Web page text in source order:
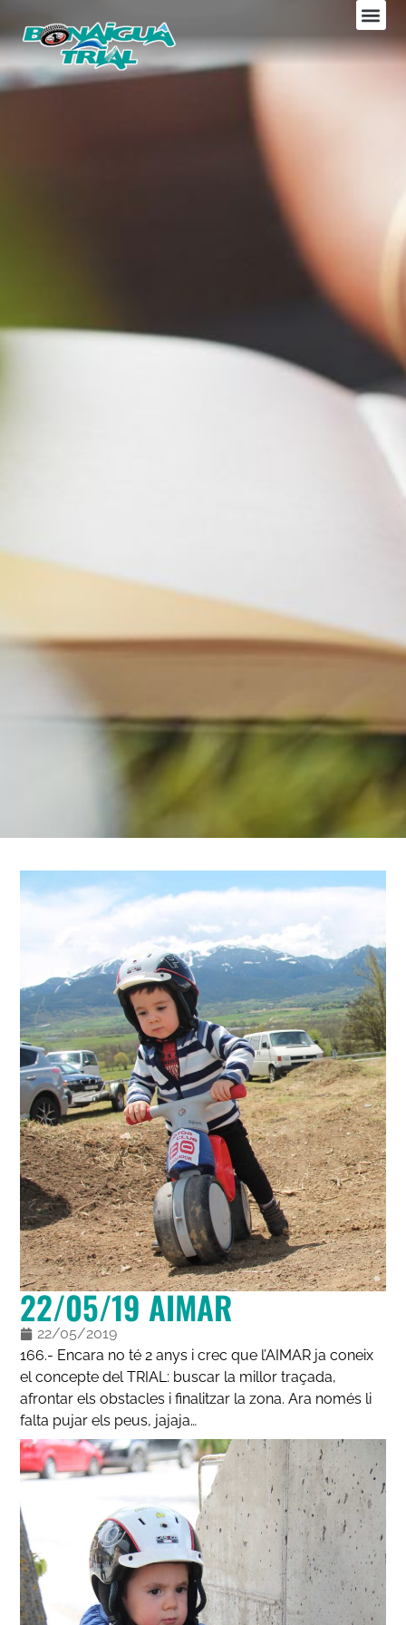
22/05/19 AIMAR
22/05/2019
166.- Encara no té 2 anys i crec que l’AIMAR ja coneix
el concepte del TRIAL: buscar la millor traçada,
afrontar els obstacles i finalitzar la zona. Ara només li
falta pujar els peus, jajaja…